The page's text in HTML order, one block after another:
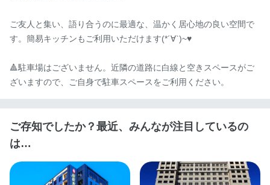
ご友人と集い、語り合うのに最適な、温かく居心地の良い空間で
す。簡易キッチンもご利用いただけます(*´∀`)~♥
🔺駐車場はございません。近隣の道路に白線と空きスペースがご
ざいますので、ご自身で駐車スペースをご利用ください。
ご存知でしたか？最近、みんなが注目しているの
は…